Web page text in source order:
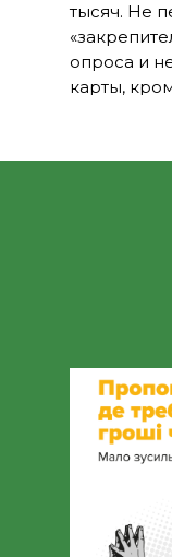
тысяч. Не
опроса и
карты,